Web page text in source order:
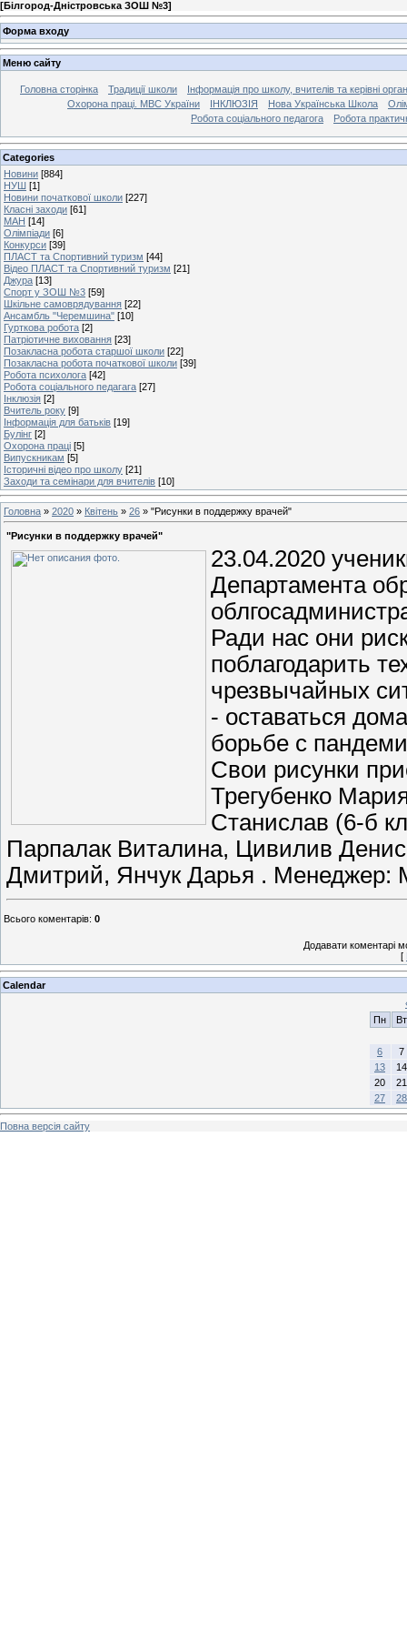
[Білгород-Дністровська ЗОШ №3]
Форма входу
Меню сайту
Головна сторінка Традиції школи
Інформація про школу, вчителів та керівні
Охорона праці. МВС України
ІНКЛЮЗІЯ Нова Українська Школа
Робота соціального педагога
Робота
Categories
Новини [884]
НУШ [1]
Новини початкової школи [227]
Класні заходи [61]
МАН [14]
Олімпіади [6]
Конкурси [39]
ПЛАСТ та Спортивний туризм [44]
Відео ПЛАСТ та Спортивний туризм [21]
Джура [13]
Спорт у ЗОШ №3 [59]
Шкільне самоврядування [22]
Ансамбль "Черемшина" [10]
Гурткова робота [2]
Патріотичне виховання [23]
Позакласна робота старшої школи [22]
Позакласна робота початкової школи [39]
Робота психолога [42]
Робота соціального педагага [27]
Інклюзія [2]
Вчитель року [9]
Інформація для батьків [19]
Булінг [2]
Охорона праці [5]
Випускникам [5]
Історичні відео про школу [21]
Заходи та семінари для вчителів [10]
Головна » 2020 » Квітень » 26 » "Рисунки в поддержку врачей"
"Рисунки в поддержку врачей"
23.04.2020
Департамента
Ради нас они
поблагодарить
чрезвычайных
- оставаться
борьбе с
Свои рисунки
Трегубенко
Станислав (6-б
Парпалак Виталина, Цивилив
Дмитрий, Янчук Дарья .
Всього коментарів: 0
Додавати коментарі
[
Calendar
Пн
Вт
6
7
13
14
20
21
27
28
Повна версія сайту